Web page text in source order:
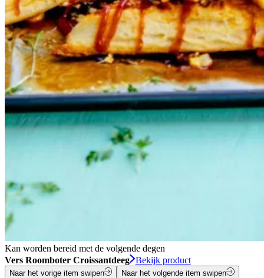
Kan worden bereid met de volgende degen
Vers Roomboter Croissantdeeg Bekijk product
Naar het vorige item swipen Naar het volgende item swipen